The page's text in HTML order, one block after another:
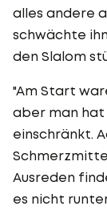
alles andere
schwächte
den Slalom
"Am Start
aber man hat
einschränkt.
Ausreden
es nicht